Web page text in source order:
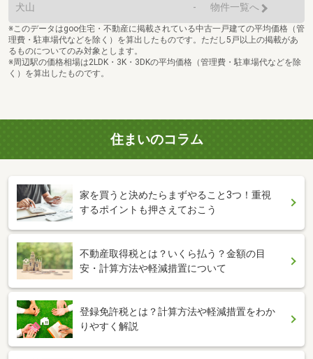
犬山 - 物件一覧へ
※このデータはgoo住宅・不動産に掲載されている中古一戸建ての平均価格（管
理費・駐車場代などを除く）を算出したものです。ただし5戸以上の掲載があ
るものについてのみ対象とします。
※周辺駅の価格相場は2LDK・3K・3DKの平均価格（管理費・駐車場代などを除
く）を算出したものです。
住まいのコラム
家を買うと決めたらまずやること3つ！重視
するポイントも押さえておこう
不動産取得税とは？いくら払う？金額の目
安・計算方法や軽減措置について
登録免許税とは？計算方法や軽減措置をわか
りやすく解説